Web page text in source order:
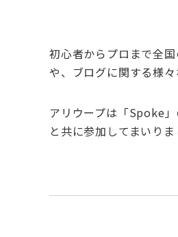
初心者からプロまで全
や、ブログに関する様
アリウープは「Spoke
と共に参加してまいりま